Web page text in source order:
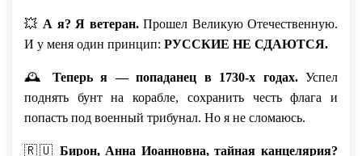
💥 А я? Я ветеран.Прошел Великую Отечественную.
И у меня один принцип: РУССКИЕ НЕ СДАЮТСЯ.
🕰️ Теперь я — попаданец в 1730-х годах.Успел
поднять бунт на корабле, сохранить честь флага и
попасть под военный трибунал. Но я не сломаюсь.
🇷🇺 Бирон, Анна Иоанновна, тайная канцелярия?